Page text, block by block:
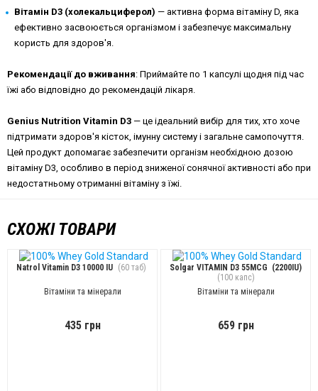
Вітамін D3 (холекальциферол) — активна форма вітаміну D, яка
ефективно засвоюється організмом і забезпечує максимальну
користь для здоров'я.
Рекомендації до вживання: Приймайте по 1 капсулі щодня під час
їжі або відповідно до рекомендацій лікаря.
Genius Nutrition Vitamin D3 — це ідеальний вибір для тих, хто хоче
підтримати здоров'я кісток, імунну систему і загальне самопочуття.
Цей продукт допомагає забезпечити організм необхідною дозою
вітаміну D3, особливо в період зниженої сонячної активності або при
недостатньому отриманні вітаміну з їжі.
СХОЖІ ТОВАРИ
Natrol Vitamin D3 10000 IU (60 таб)
Вітаміни та мінерали
435 грн
Solgar VITAMIN D3 55MCG (2200IU)
(100 капс)
Вітаміни та мінерали
659 грн